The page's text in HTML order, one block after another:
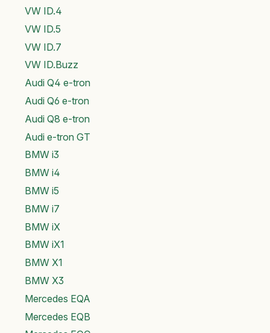
VW ID.4
VW ID.5
VW ID.7
VW ID.Buzz
Audi Q4 e-tron
Audi Q6 e-tron
Audi Q8 e-tron
Audi e-tron GT
BMW i3
BMW i4
BMW i5
BMW i7
BMW iX
BMW iX1
BMW X1
BMW X3
Mercedes EQA
Mercedes EQB